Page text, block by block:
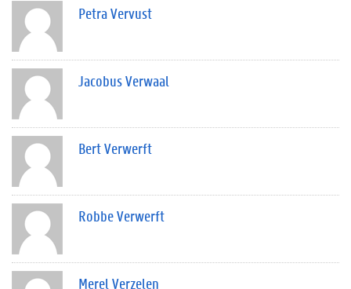
Petra Vervust
Jacobus Verwaal
Bert Verwerft
Robbe Verwerft
Merel Verzelen